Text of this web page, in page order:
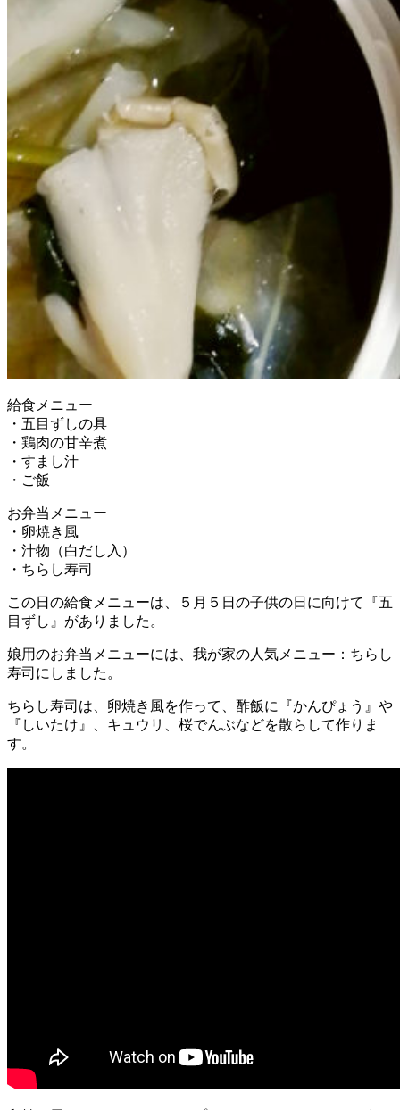
給食メニュー
・五目ずしの具
・鶏肉の甘辛煮
・すまし汁
・ご飯
お弁当メニュー
・卵焼き風
・汁物（白だし入）
・ちらし寿司
この日の給食メニューは、５月５日の子供の日に向けて『五
目ずし』がありました。
娘用のお弁当メニューには、我が家の人気メニュー：ちらし
寿司にしました。
ちらし寿司は、卵焼き風を作って、酢飯に『かんぴょう』や
『しいたけ』、キュウリ、桜でんぶなどを散らして作りま
す。